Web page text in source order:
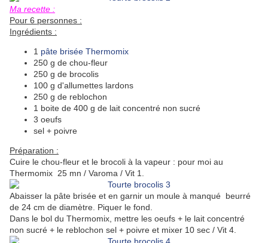
Ma recette :
Pour 6 personnes :
Ingrédients :
1 pâte brisée Thermomix
250 g de chou-fleur
250 g de brocolis
100 g d'allumettes lardons
250 g de reblochon
1 boite de 400 g de lait concentré non sucré
3 oeufs
sel + poivre
Préparation :
Cuire le chou-fleur et le brocoli à la vapeur : pour moi au
Thermomix 25 mn / Varoma / Vit 1.
Abaisser la pâte brisée et en garnir un moule à manqué beurré
de 24 cm de diamètre. Piquer le fond.
Dans le bol du Thermomix, mettre les oeufs + le lait concentré
non sucré + le reblochon sel + poivre et mixer 10 sec / Vit 4.